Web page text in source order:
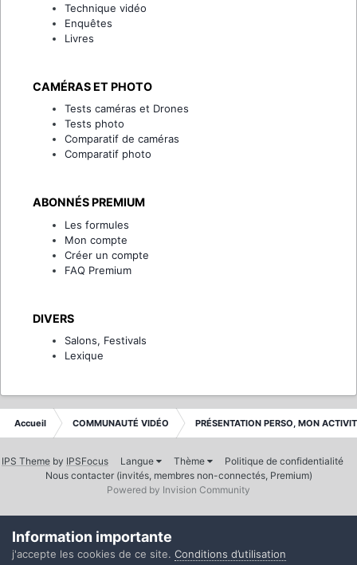
Technique vidéo
Enquêtes
Livres
CAMÉRAS ET PHOTO
Tests caméras et Drones
Tests photo
Comparatif de caméras
Comparatif photo
ABONNÉS PREMIUM
Les formules
Mon compte
Créer un compte
FAQ Premium
DIVERS
Salons, Festivals
Lexique
Accueil COMMUNAUTÉ VIDÉO PRÉSENTATION PERSO, MON
IPS Theme by IPSFocus Langue Thème
Politique de confidentialité
Nous contacter (invités, membres non-connectés, Premium)
Powered by Invision Community
Information importante
j'accepte les cookies de ce site. Conditions d’utilisation